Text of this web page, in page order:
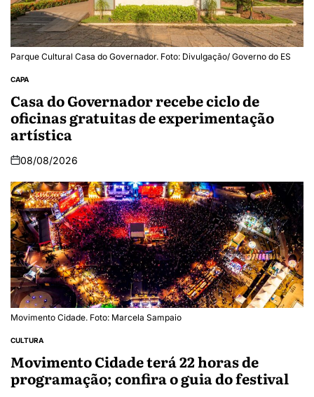
Parque Cultural Casa do Governador. Foto: Divulgação/ Governo do ES
CAPA
Casa do Governador recebe ciclo de
oficinas gratuitas de experimentação
artística
08/08/2026
Movimento Cidade. Foto: Marcela Sampaio
CULTURA
Movimento Cidade terá 22 horas de
programação; confira o guia do festival